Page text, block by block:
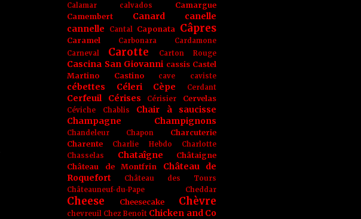
Calamar calvados
Camargue
Camembert
Canard
canelle
cannelle
Cantal Caponata Câpres
Caramel Carbonara
Cardamone
Carneval
Carotte Carton Rouge
Cascina San Giovanni cassis Castel
Martino
Castino cave caviste
cébettes Céleri Cèpe Cerdant
Cerfeuil Cérises Cérisier Cervelas
Céviche Chablis
Chair à saucisse
Champagne
Champignons
Chandeleur Chapon
Charcuterie
Charente
Charlie Hebdo
Charlotte
Chasselas
Chataîgne
Châtaigne
Château de Montfrin
Château de
Roquefort
Château des Tours
Châteauneuf-du-Pape
Cheddar
Cheese Cheesecake Chèvre
chevreuil Chez Benoît Chicken and Co